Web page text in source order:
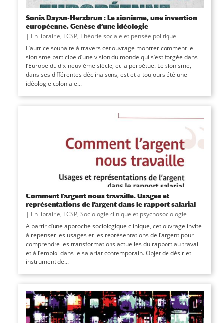
Sonia Dayan-Herzbrun : Le sionisme, une invention
européenne. Genèse d’une idéologie
| En librairie, LCSP, Théorie sociale et pensée politique
L’autrice souhaite à travers cet ouvrage montrer comment le
sionisme participe d’une vision du monde qui s’est forgée dans
l’Europe du dix-neuvième siècle, et la perpétue. Le sionisme,
dans ses différentes déclinaisons, est et a toujours été une
idéologie coloniale...
Comment l’argent nous travaille. Usages et
représentations de l’argent dans le rapport salarial
| En librairie, LCSP, Sociologie clinique et psychosociologie
A partir d’une approche sociologique clinique, cet ouvrage invite
à repenser les usages et les représentations de l’argent pour
comprendre les transformations actuelles du rapport au travail
et à l’emploi dans le salariat contemporain. Objet de désir et
instrument de...